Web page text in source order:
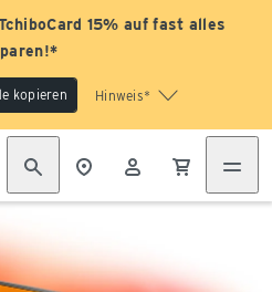
15% auf fast alles
kopieren Hinweis*